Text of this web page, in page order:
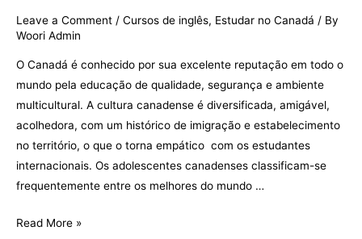
Leave a Comment / Cursos de inglês, Estudar no Canadá / By
Woori Admin
O Canadá é conhecido por sua excelente reputação em todo o
mundo pela educação de qualidade, segurança e ambiente
multicultural. A cultura canadense é diversificada, amigável,
acolhedora, com um histórico de imigração e estabelecimento
no território, o que o torna empático com os estudantes
internacionais. Os adolescentes canadenses classificam-se
frequentemente entre os melhores do mundo …
Guia
Read More »